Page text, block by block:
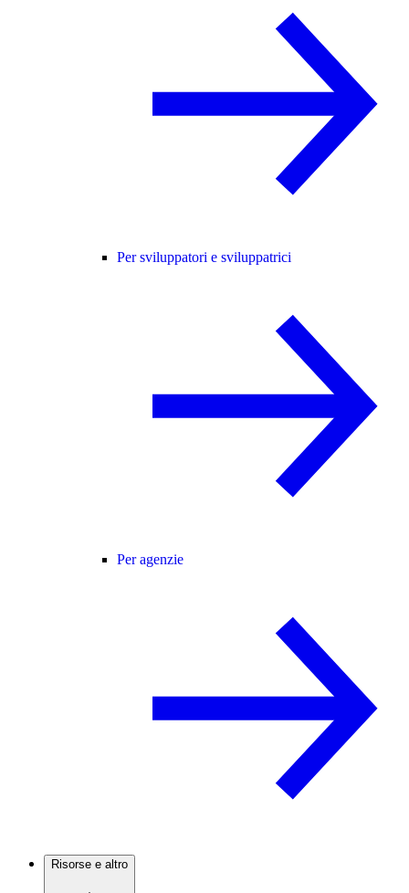
Per sviluppatori e sviluppatrici
Per agenzie
Risorse e altro